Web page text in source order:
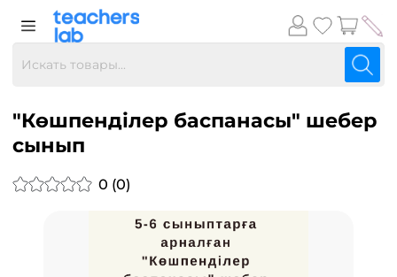
"Көшпенділер баспанасы" шебер
сынып
0 (0)